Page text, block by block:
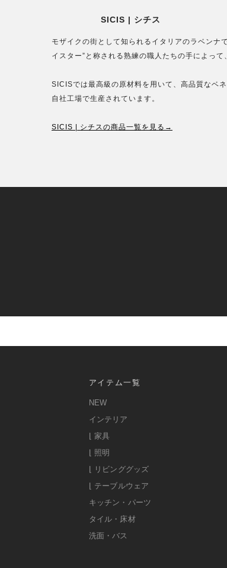
SICIS | シチス
モザイクの街として知られるイタリアのラベンナ
イスター”と称される熟練の職人たちの手によっ
SICISでは最高級の原材料を用いて、高品質なベ
自社工場で生産されています。
SICIS | シチスの商品一覧を見る→
アイテム一覧
NEW
インテリア
⌊ 家具
⌊ 照明
⌊ リビンググッズ
⌊ テーブルウェア
キッチン・パーツ
タイル・床材
洗面・バス